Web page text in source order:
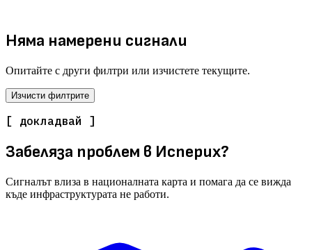
Няма намерени сигнали
Опитайте с други филтри или изчистете текущите.
Изчисти филтрите
[ докладвай ]
Забеляза проблем в Исперих?
Сигналът влиза в националната карта и помага да се вижда
къде инфраструктурата не работи.